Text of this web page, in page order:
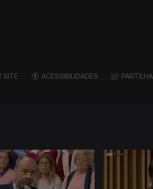
SITE ACESSIBILIDADES PARTILHA